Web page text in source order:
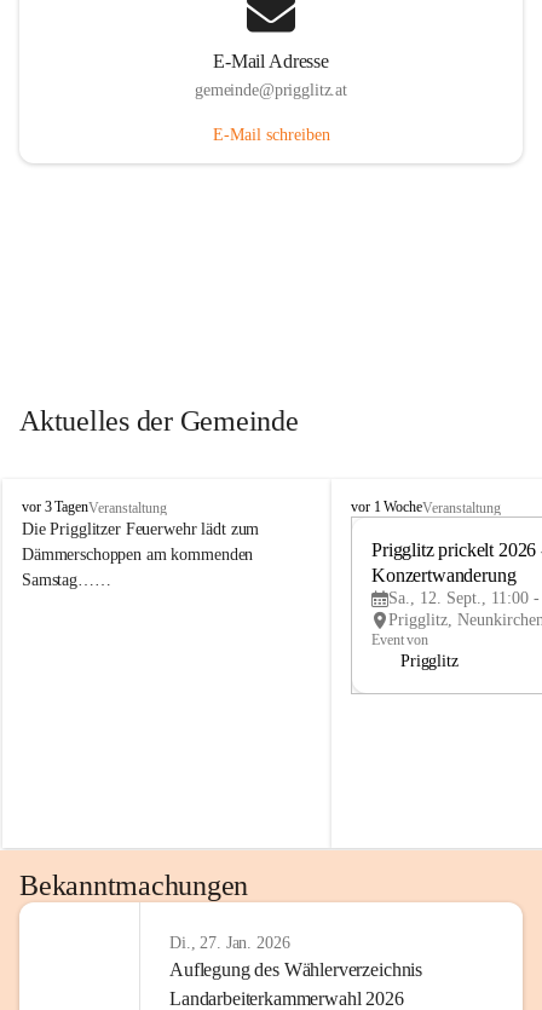
E-Mail Adresse
gemeinde@prigglitz.at
E-Mail schreiben
Aktuelles der Gemeinde
P
r
i
g
vor 3 TagenVeranstaltung
Die Prigglitzer Feuerwehr lädt zum
Dämmerschoppen am kommenden
Samstag……
P
vor 1 WocheVeranstaltung
Prigglitz prickelt 2026
Konzertwanderung
Sa., 12. Sept., 11:00
Event von
Prigglitz
Bekanntmachungen
Di., 27. Jan. 2026
Auflegung des Wählerverzeichnis
Landarbeiterkammerwahl 2026